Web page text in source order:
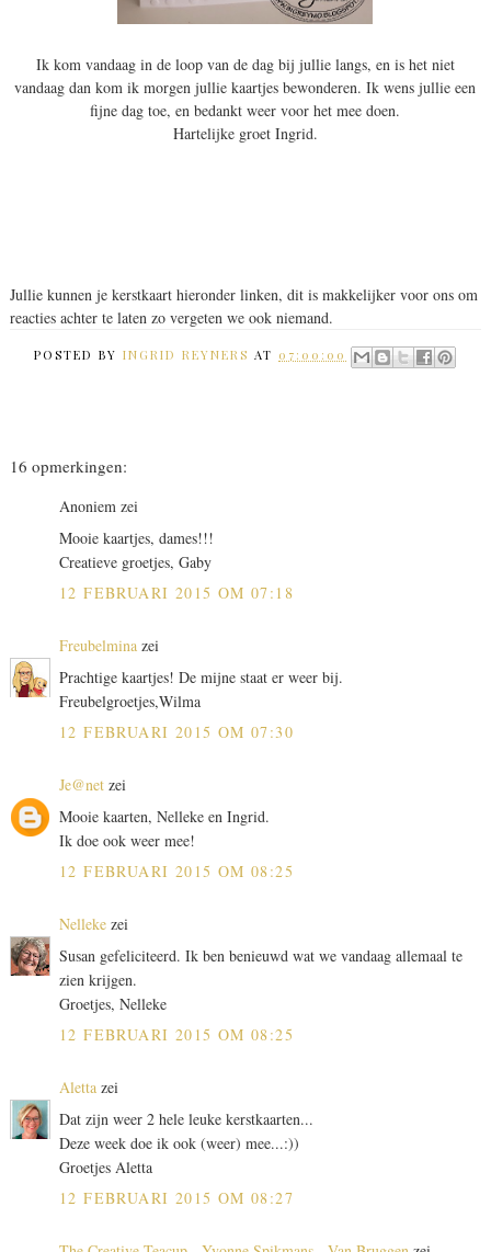
Ik kom vandaag in de loop van de dag bij jullie langs, en is het niet
vandaag dan kom ik morgen jullie kaartjes bewonderen. Ik wens jullie een
fijne dag toe, en bedankt weer voor het mee doen.
Hartelijke groet Ingrid.
Jullie kunnen je kerstkaart hieronder linken, dit is makkelijker voor ons om
reacties achter te laten zo vergeten we ook niemand.
POSTED BYINGRID REYNERS AT 07:00:00
16 opmerkingen:
Anoniem zei
Mooie kaartjes, dames!!!
Creatieve groetjes, Gaby
12 FEBRUARI 2015 OM 07:18
Freubelminazei
Prachtige kaartjes! De mijne staat er weer bij.
Freubelgroetjes,Wilma
12 FEBRUARI 2015 OM 07:30
Je@netzei
Mooie kaarten, Nelleke en Ingrid.
Ik doe ook weer mee!
12 FEBRUARI 2015 OM 08:25
Nellekezei
Susan gefeliciteerd. Ik ben benieuwd wat we vandaag allemaal te
zien krijgen.
Groetjes, Nelleke
12 FEBRUARI 2015 OM 08:25
Alettazei
Dat zijn weer 2 hele leuke kerstkaarten...
Deze week doe ik ook (weer) mee...:))
Groetjes Aletta
12 FEBRUARI 2015 OM 08:27